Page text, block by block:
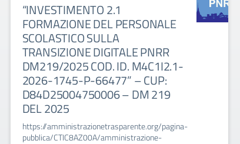
“INVESTIMENTO 2.1
FORMAZIONE DEL PERSONALE
SCOLASTICO SULLA
TRANSIZIONE DIGITALE PNRR
DM219/2025 COD. ID. M4C1I2.1-
2026-1745-P-66477” – CUP:
D84D25004750006 – DM 219
DEL 2025
https://amministrazionetrasparente.org/pagina-
pubblica/CTIC8AZ00A/amministrazione-